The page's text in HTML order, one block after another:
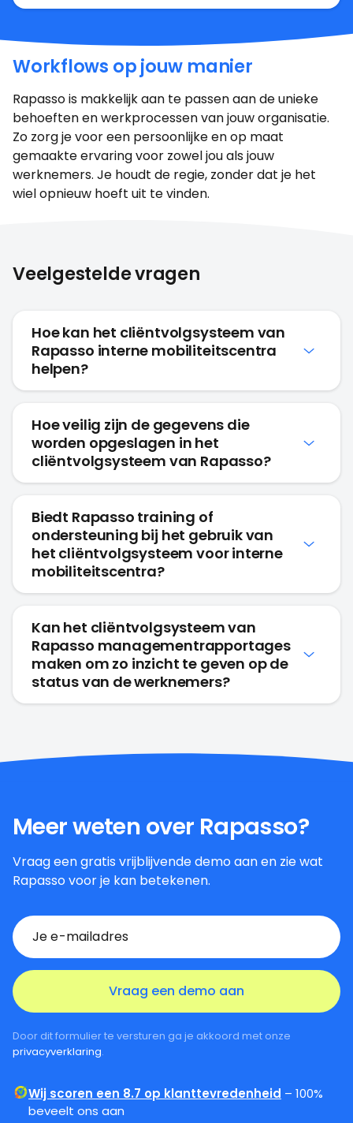
Workflows op jouw manier
Rapasso is makkelijk aan te passen aan de unieke
behoeften en werkprocessen van jouw organisatie.
Zo zorg je voor een persoonlijke en op maat
gemaakte ervaring voor zowel jou als jouw
werknemers. Je houdt de regie, zonder dat je het
wiel opnieuw hoeft uit te vinden.
Veelgestelde vragen
Hoe kan het cliëntvolgsysteem van
Rapasso interne mobiliteitscentra
helpen?
Hoe veilig zijn de gegevens die
worden opgeslagen in het
cliëntvolgsysteem van Rapasso?
Biedt Rapasso training of
ondersteuning bij het gebruik van
het cliëntvolgsysteem voor interne
mobiliteitscentra?
Kan het cliëntvolgsysteem van
Rapasso managementrapportages
maken om zo inzicht te geven op de
status van de werknemers?
Meer weten over Rapasso?
Vraag een gratis vrijblijvende demo aan en zie wat
Rapasso voor je kan betekenen.
Door dit formulier te versturen ga je akkoord met onze
privacyverklaring.
Wij scoren een 8.7 op klanttevredenheid – 100%
beveelt ons aan